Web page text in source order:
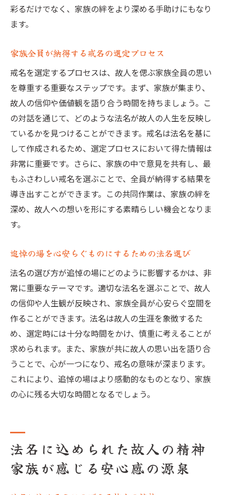
彩るだけでなく、家族の絆をより深める手助けにもなり
ます。
家族全員が納得する戒名の選定プロセス
戒名を選定するプロセスは、故人を偲ぶ家族全員の思い
を尊重する重要なステップです。まず、家族が集まり、
故人の信仰や価値観を語り合う時間を持ちましょう。こ
の対話を通じて、どのような法名が故人の人生を反映し
ているかを見つけることができます。戒名は法名を基に
して作成されるため、選定プロセスにおいて得た情報は
非常に重要です。さらに、家族の中で意見を共有し、最
もふさわしい戒名を選ぶことで、全員が納得する結果を
導き出すことができます。この共同作業は、家族の絆を
深め、故人への想いを形にする素晴らしい機会となりま
す。
追悼の場を心安らぐものにするための法名選び
法名の選び方が追悼の場にどのように影響するかは、非
常に重要なテーマです。適切な法名を選ぶことで、故人
の信仰や人生観が反映され、家族全員が心安らぐ空間を
作ることができます。法名は故人の生涯を象徴するた
め、選定時には十分な時間をかけ、慎重に考えることが
求められます。また、家族が共に故人の思い出を語り合
うことで、心が一つになり、戒名の意味が深まります。
これにより、追悼の場はより感動的なものとなり、家族
の心に残る大切な時間となるでしょう。
法名に込められた故人の精神
家族が感じる安心感の源泉